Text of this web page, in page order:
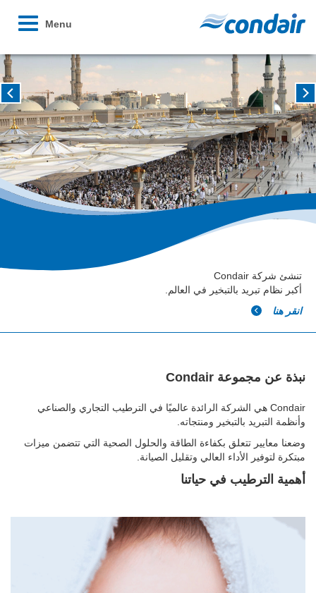
Toggle
Menu
تنشئ شركة Condair
أكبر نظام تبريد بالتبخير في العالم.
انقر هنا
نبذة عن مجموعة Condair
Condair هي الشركة الرائدة عالميًا في الترطيب التجاري والصناعي
وأنظمة التبريد بالتبخير ومنتجاته.
وضعنا معايير تتعلق بكفاءة الطاقة والحلول الصحية التي تتضمن ميزات
مبتكرة لتوفير الأداء العالي وتقليل الصيانة.
أهمية الترطيب في حياتنا